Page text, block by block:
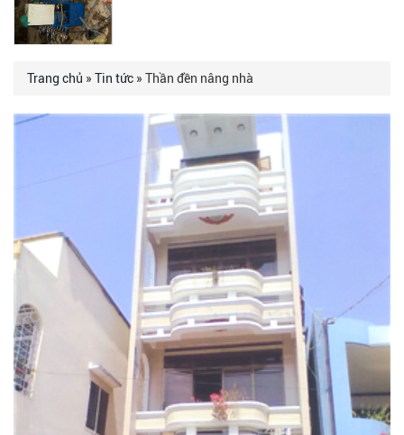
Trang chủ » Tin tức » Thần đền nâng nhà